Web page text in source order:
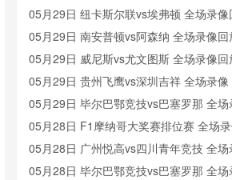
05月29日 纽卡斯尔联vs埃弗顿 全场录像
05月29日 南安普顿vs阿森纳 全场录像回
05月29日 威尼斯vs尤文图斯 全场录像回
05月29日 贵州飞鹰vs深圳吉祥 全场录像
05月29日 毕尔巴鄂竞技vs巴塞罗那 全
05月28日 F1摩纳哥大奖赛排位赛 全场
05月28日 广州悦高vs四川青年竞技 全场
05月28日 毕尔巴鄂竞技vs巴塞罗那 全